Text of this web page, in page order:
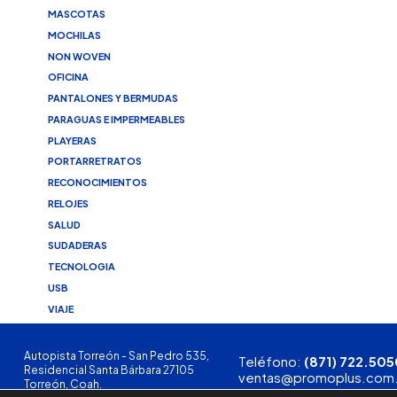
MASCOTAS
MOCHILAS
NON WOVEN
OFICINA
PANTALONES Y BERMUDAS
PARAGUAS E IMPERMEABLES
PLAYERAS
PORTARRETRATOS
RECONOCIMIENTOS
RELOJES
SALUD
SUDADERAS
TECNOLOGIA
USB
VIAJE
Autopista Torreón - San Pedro 535,
Residencial Santa Bárbara 27105
Torreón, Coah.
Teléfono: (871)